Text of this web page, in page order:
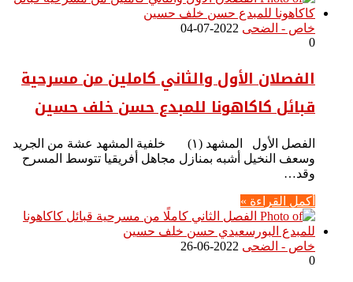
خاص - الضحى 2022-07-04
0
الفصلان الأول والثاني كاملين من مسرحية
قبائل كاكاهونا للمبدع حسن خلف حسين
الفصل الأول المشهد (١) خلفية المشهد عشة من الجريد
وسعف النخيل أشبه بمنازل مجاهل أفريقيا تتوسط المسرح
وقد…
أكمل القراءة »
خاص - الضحى 2022-06-26
0